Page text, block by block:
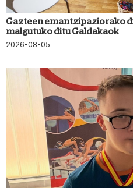
Gazteen emantzipaziorako
malgutuko ditu Galdakaok
2026-08-05